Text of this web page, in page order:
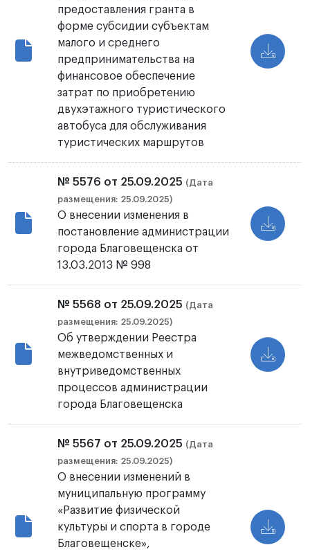
предоставления гранта в
форме субсидии субъектам
малого и среднего
предпринимательства на
финансовое обеспечение
затрат по приобретению
двухэтажного туристического
автобуса для обслуживания
туристических маршрутов
№ 5576 от 25.09.2025 (Дата
размещения: 25.09.2025)
О внесении изменения в
постановление администрации
города Благовещенска от
13.03.2013 № 998
№ 5568 от 25.09.2025 (Дата
размещения: 25.09.2025)
Об утверждении Реестра
межведомственных и
внутриведомственных
процессов администрации
города Благовещенска
№ 5567 от 25.09.2025 (Дата
размещения: 25.09.2025)
О внесении изменений в
муниципальную программу
«Развитие физической
культуры и спорта в городе
Благовещенске»,